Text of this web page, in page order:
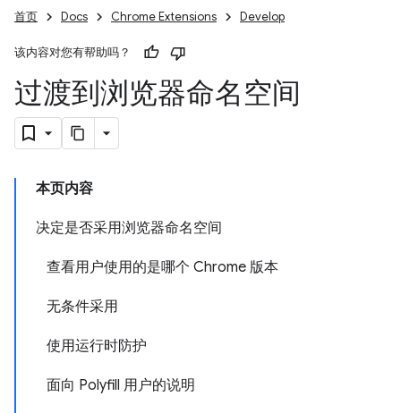
首页 Docs Chrome Extensions Develop
该内容对您有帮助吗？
过渡到浏览器命名空间
本页内容
决定是否采用浏览器命名空间
查看用户使用的是哪个 Chrome 版本
无条件采用
使用运行时防护
面向 Polyfill 用户的说明